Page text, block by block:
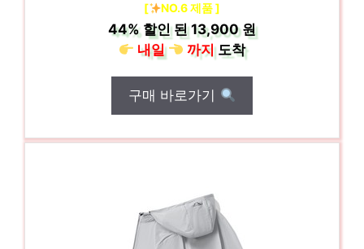
[ NO.6 제품 ]
44%할인 된13,900 원
내일
까지도착
구매 바로가기